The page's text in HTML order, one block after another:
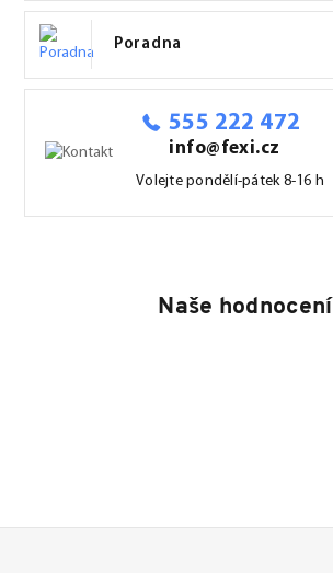
Poradna
555 222 472
info@fexi.cz
Volejte pondělí-pátek 8-16 h
Naše hodnocení